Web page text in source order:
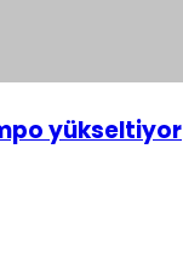
yükseltiyor